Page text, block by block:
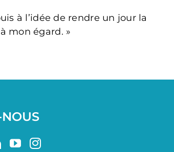
à l’idée de rendre un jour la
mon égard. »